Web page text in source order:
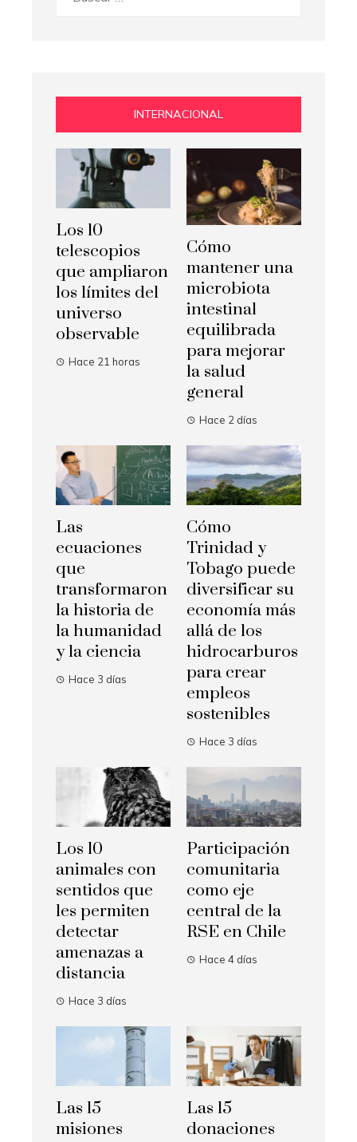
INTERNACIONAL
Los 10
telescopios
que ampliaron
los límites del
universo
observable
Hace 21 horas
Cómo
mantener una
microbiota
intestinal
equilibrada
para mejorar
la salud
general
Hace 2 días
Las
ecuaciones
que
transformaron
la historia de
la humanidad
y la ciencia
Hace 3 días
Cómo
Trinidad y
Tobago puede
diversificar su
economía más
allá de los
hidrocarburos
para crear
empleos
sostenibles
Hace 3 días
Los 10
animales con
sentidos que
les permiten
detectar
amenazas a
distancia
Hace 3 días
Participación
comunitaria
como eje
central de la
RSE en Chile
Hace 4 días
Las 15
misiones
Las 15
donaciones